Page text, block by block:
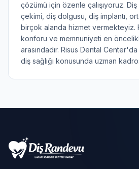
çözümü için özenle çalışıyoruz.
çekimi, diş dolgusu, diş implantı,
birçok alanda hizmet vermekteyiz.
konforu ve memnuniyeti en
arasındadır. Risus Dental
diş sağlığı konusunda uzman